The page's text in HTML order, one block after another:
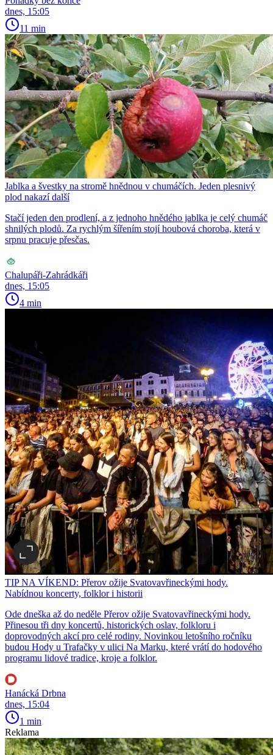
dnes, 15:05
11 min
Jablka a švestky na stromě hnědnou v chumáčích. Jeden plesnivý
plod nakazí další
Stačí jeden den prodlení, a z jednoho hnědého jablka je celý chumáč
shnilých plodů. Za rychlým šířením stojí houbová choroba, která v
srpnu pracuje přesčas.
Chalupáři-Zahrádkáři
dnes, 15:05
4 min
TIP NA VÍKEND: Přerov ožije Svatovavřineckými hody.
Nabídnou koncerty, folklor i historii
Ode dneška až do neděle Přerov ožije Svatovavřineckými hody.
Přinesou tři dny koncertů, historických oslav, folkloru i
doprovodných akcí pro celé rodiny. Novinkou letošního ročníku
budou Hody u Trafačky v ulici Na Marku, které vrátí do hodového
programu lidové tradice, kroje a folklor.
Hanácká Drbna
dnes, 15:04
1 min
Reklama